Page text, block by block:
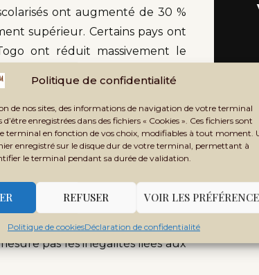
Politique de confidentialité
de nos sites, des informations de navigation de votre terminal
enregistrées dans des fichiers « Cookies ». Ces fichiers sont
terminal en fonction de vos choix, modifiables à tout moment.
enregistré sur le disque dur de votre terminal, permettant à
le terminal pendant sa durée de validation.
REFUSER VOIR LES
Politique de cookiesDéclaration de confidentialité
ont augmenté de 30 %
supérieur. Certains pays ont
ont réduit massivement le
ont amélioré l’accès des
liées notamment au
de conflit.
laissées pour compte, grâce
pas d’informations sur les
pas les inégalités liées aux